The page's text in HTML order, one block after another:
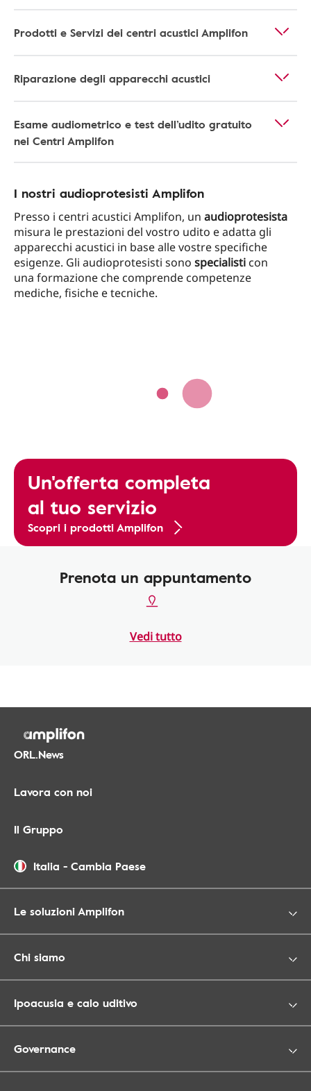
Prodotti e Servizi dei centri acustici Amplifon
Riparazione degli apparecchi acustici
Esame audiometrico e test dell’udito gratuito
nei Centri Amplifon
I nostri audioprotesisti Amplifon
Presso i centri acustici Amplifon, un audioprotesista
misura le prestazioni del vostro udito e adatta gli
apparecchi acustici in base alle vostre specifiche
esigenze. Gli audioprotesisti sono specialisti con
una formazione che comprende competenze
mediche, fisiche e tecniche.
Un'offerta completa
al tuo servizio
Scopri i prodotti Amplifon
Prenota un appuntamento
Vedi tutto
ORL.News
Lavora con noi
Il Gruppo
Italia - Cambia Paese
Le soluzioni Amplifon
Chi siamo
Ipoacusia e calo uditivo
Governance